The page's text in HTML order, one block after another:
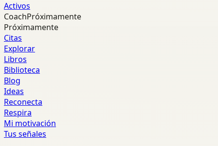
Activos
CoachPróximamente
Próximamente
Citas
Explorar
Libros
Biblioteca
Blog
Ideas
Reconecta
Respira
Mi motivación
Tus señales